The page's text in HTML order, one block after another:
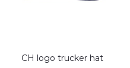
CH logo trucker hat